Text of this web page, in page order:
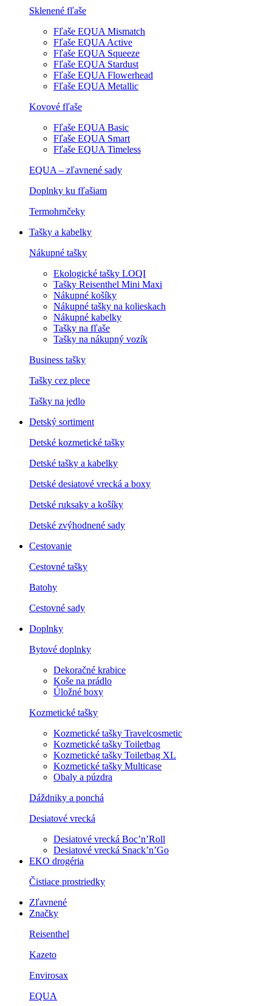
Sklenené fľaše
Fľaše EQUA Mismatch
Fľaše EQUA Active
Fľaše EQUA Squeeze
Fľaše EQUA Stardust
Fľaše EQUA Flowerhead
Fľaše EQUA Metallic
Kovové fľaše
Fľaše EQUA Basic
Fľaše EQUA Smart
Fľaše EQUA Timeless
EQUA – zľavnené sady
Doplnky ku fľašiam
Termohrnčeky
Tašky a kabelky
Nákupné tašky
Ekologické tašky LOQI
Tašky Reisenthel Mini Maxi
Nákupné košíky
Nákupné tašky na kolieskach
Nákupné kabelky
Tašky na fľaše
Tašky na nákupný vozík
Business tašky
Tašky cez plece
Tašky na jedlo
Detský sortiment
Detské kozmetické tašky
Detské tašky a kabelky
Detské desiatové vrecká a boxy
Detské ruksaky a košíky
Detské zvýhodnené sady
Cestovanie
Cestovné tašky
Batohy
Cestovné sady
Doplnky
Bytové doplnky
Dekoračné krabice
Koše na prádlo
Úložné boxy
Kozmetické tašky
Kozmetické tašky Travelcosmetic
Kozmetické tašky Toiletbag
Kozmetické tašky Toiletbag XL
Kozmetické tašky Multicase
Obaly a púzdra
Dáždniky a ponchá
Desiatové vrecká
Desiatové vrecká Boc’n’Roll
Desiatové vrecká Snack’n’Go
EKO drogéria
Čistiace prostriedky
Zľavnené
Značky
Reisenthel
Kazeto
Envirosax
EQUA